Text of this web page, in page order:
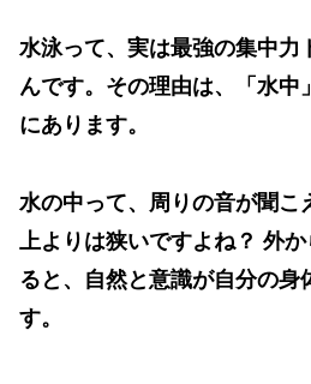
水泳って、実は最強の集中力
んです。その理由は、
「水
にあります。
水の中って、周りの音が聞こ
上よりは狭いですよね？ 外
ると、自然と意識が自分の身
す。